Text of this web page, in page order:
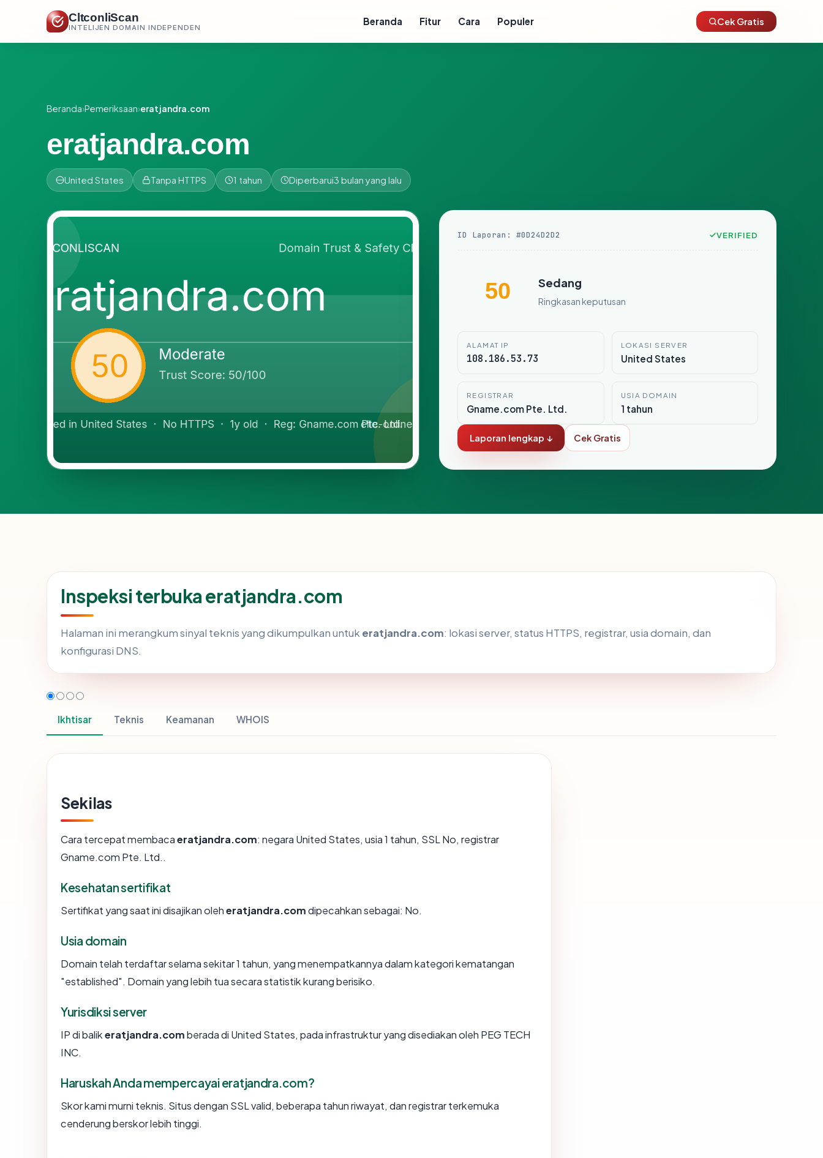
CltconliScan
INTELIJEN DOMAIN INDEPENDEN
Beranda Fitur Cara Populer Cek Gratis
Beranda›Pemeriksaan›eratjandra.com
eratjandra.com
United States Tanpa HTTPS 1 tahun Diperbarui3 bulan yang lalu
ID Laporan: #0D24D2D2 VERIFIED
50 Sedang
Ringkasan keputusan
ALAMAT IP
108.186.53.73
LOKASI SERVER
United States
REGISTRAR
Gname.com Pte. Ltd.
USIA DOMAIN
1 tahun
Laporan lengkap ↓ Cek Gratis
Inspeksi terbuka eratjandra.com
Halaman ini merangkum sinyal teknis yang dikumpulkan untuk eratjandra.com: lokasi server, status HTTPS, registrar, usia domain, dan
konfigurasi DNS.
Ikhtisar Teknis Keamanan WHOIS
Sekilas
Cara tercepat membacaeratjandra.com: negara United States, usia 1 tahun, SSL No, registrar
Gname.com Pte. Ltd..
Kesehatan sertifikat
Sertifikat yang saat ini disajikan oleheratjandra.comdipecahkan sebagai: No.
Usia domain
Domain telah terdaftar selama sekitar 1 tahun, yang menempatkannya dalam kategori kematangan
"established". Domain yang lebih tua secara statistik kurang berisiko.
Yurisdiksi server
IP di balikeratjandra.comberada di United States, pada infrastruktur yang disediakan oleh PEG TECH
INC.
Haruskah Anda mempercayai eratjandra.com?
Skor kami murni teknis. Situs dengan SSL valid, beberapa tahun riwayat, dan registrar terkemuka
cenderung berskor lebih tinggi.